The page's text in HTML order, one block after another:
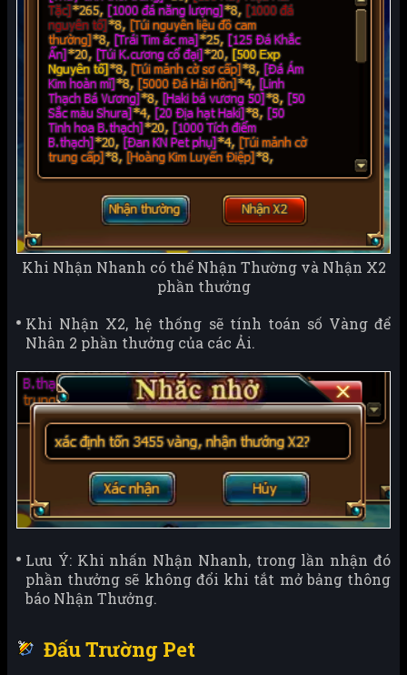
Khi Nhận Nhanh có thể Nhận Thường và Nhận X2
phần thưởng
Khi Nhận X2, hệ thống sẽ tính toán số Vàng để
Nhân 2 phần thưởng của các Ải.
Lưu Ý: Khi nhấn Nhận Nhanh, trong lần nhận đó
phần thưởng sẽ không đổi khi tắt mở bảng thông
báo Nhận Thưởng.
Đấu Trường Pet